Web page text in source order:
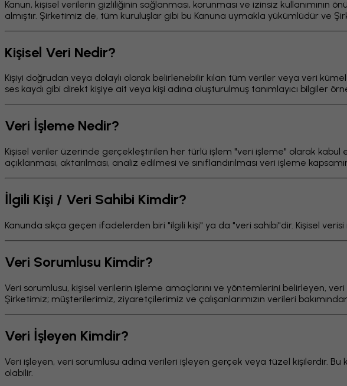
Kanun, kişisel verilerin gizliliğinin sağlanması, korunması ve izinsiz
almıştır. Şirketimiz de, tüm kuruluşlar gibi bu Kanuna uymakla yükümlüdür ve
Kişisel Veri Nedir?
Kişiyi doğrudan veya dolaylı olarak belirlenebilir kılan tüm veriler veya veri
ses kaydı gibi direkt kişiye ait veya kişi adına oluşturulmuş tanımlayıcı bilgiler
Veri İşleme Nedir?
Kişisel veriler üzerinde gerçekleştirilen her türlü işlem "veri işleme" olarak kabul
açıklanması, aktarılması, analiz edilmesi ve sınıflandırılması veri işleme
İlgili Kişi / Veri Sahibi Kimdir?
Kanunda sıkça geçen ifadelerden biri "ilgili kişi" ya da "veri sahibi"dir. Kişisel
Veri Sorumlusu Kimdir?
Veri sorumlusu, kişisel verilerin işleme amaçlarını ve yöntemlerini belirleyen,
Şirketimiz; müşterilerimiz, ziyaretçilerimiz ve çalışanlarımızın verileri
Veri İşleyen Kimdir?
Veri işleyen, veri sorumlusu adına verileri işleyen gerçek veya tüzel kişilerdir.
olabilir.